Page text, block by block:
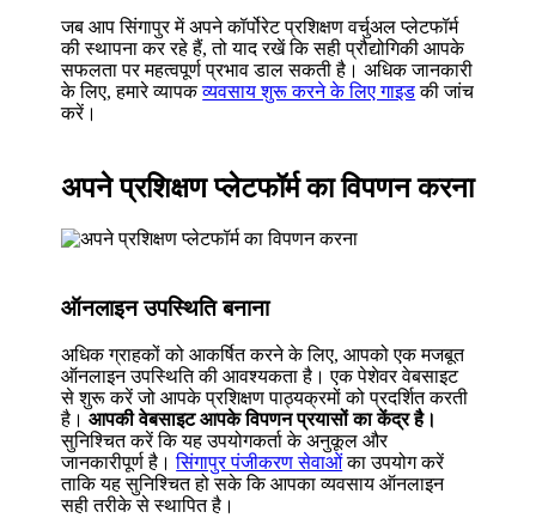
जब आप सिंगापुर में अपने कॉर्पोरेट प्रशिक्षण वर्चुअल प्लेटफॉर्म
की स्थापना कर रहे हैं, तो याद रखें कि सही प्रौद्योगिकी आपके
सफलता पर महत्वपूर्ण प्रभाव डाल सकती है। अधिक जानकारी
के लिए, हमारे व्यापकव्यवसाय शुरू करने के लिए गाइडकी जांच
करें।
अपने प्रशिक्षण प्लेटफॉर्म का विपणन करना
ऑनलाइन उपस्थिति बनाना
अधिक ग्राहकों को आकर्षित करने के लिए, आपको एक मजबूत
ऑनलाइन उपस्थिति की आवश्यकता है। एक पेशेवर वेबसाइट
से शुरू करें जो आपके प्रशिक्षण पाठ्यक्रमों को प्रदर्शित करती
है।आपकी वेबसाइट आपके विपणन प्रयासों का केंद्र है।
सुनिश्चित करें कि यह उपयोगकर्ता के अनुकूल और
जानकारीपूर्ण है।सिंगापुर पंजीकरण सेवाओंका उपयोग करें
ताकि यह सुनिश्चित हो सके कि आपका व्यवसाय ऑनलाइन
सही तरीके से स्थापित है।